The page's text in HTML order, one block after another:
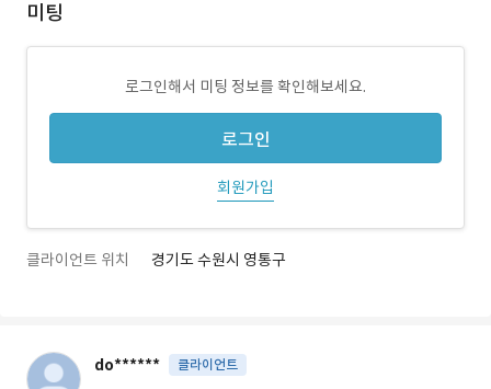
미팅
로그인해서 미팅 정보를 확인해보세요.
로그인
회원가입
클라이언트 위치 경기도 수원시 영통구
do****** 클라이언트